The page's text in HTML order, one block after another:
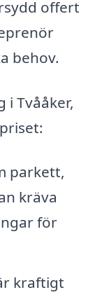
offert
behov.
i Tvååker,
parkett,
kräva
för
kraftigt